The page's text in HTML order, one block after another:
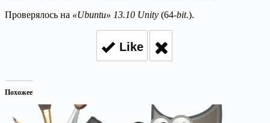
Проверялось на «Ubuntu» 13.10 Unity (64-bit.).
Like
Похожее